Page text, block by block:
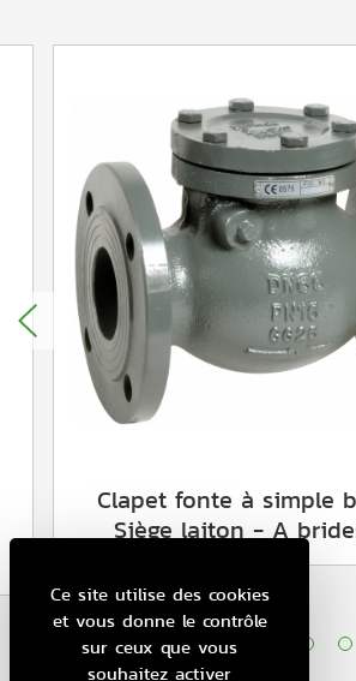
Clapet fonte à simple
Siège laiton - A
Ce site utilise des cookies
et vous donne le contrôle
sur ceux que vous
souhaitez activer